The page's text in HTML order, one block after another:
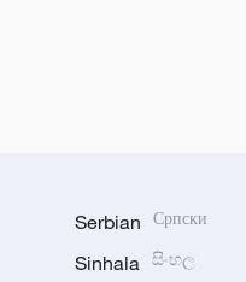
Serbian Српски
Sinhala සිංහල